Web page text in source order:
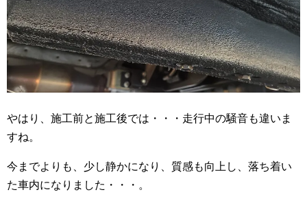
やはり、施工前と施工後では・・・走行中の騒音も違いま
すね。
今までよりも、少し静かになり、質感も向上し、落ち着い
た車内になりました・・・。